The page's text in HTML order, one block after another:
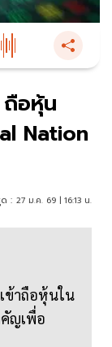
ถือหุ้น
Nation
: 27 ม.ค. 69 | 16:13 น.
ข้าถือหุ้นใน
คัญเพื่อ